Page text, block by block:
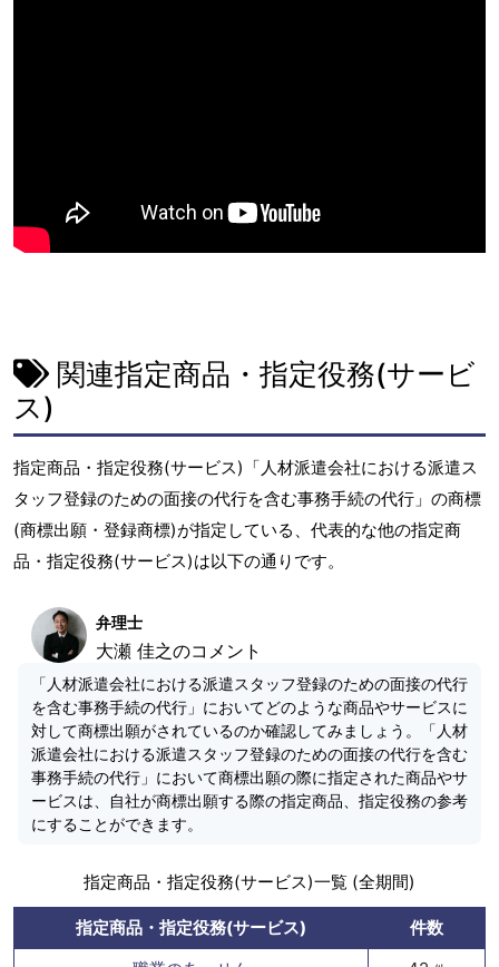
関連指定商品・指定役務(サービ
ス)
指定商品・指定役務(サービス)「人材派遣会社における派遣ス
タッフ登録のための面接の代行を含む事務手続の代行」の商標
(商標出願・登録商標)が指定している、代表的な他の指定商
品・指定役務(サービス)は以下の通りです。
弁理士
大瀬 佳之のコメント
「人材派遣会社における派遣スタッフ登録のための面接の代行
を含む事務手続の代行」においてどのような商品やサービスに
対して商標出願がされているのか確認してみましょう。「人材
派遣会社における派遣スタッフ登録のための面接の代行を含む
事務手続の代行」において商標出願の際に指定された商品やサ
ービスは、自社が商標出願する際の指定商品、指定役務の参考
にすることができます。
指定商品・指定役務(サービス)一覧 (全期間)
指定商品・指定役務(サービス)
件数